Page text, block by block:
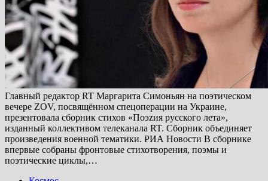
Главный редактор RT Маргарита Симоньян на поэтическом
вечере ZOV, посвящённом спецоперации на Украине,
презентовала сборник стихов «Поэzия русского лета»,
изданный коллективом телеканала RT. Сборник объединяет
произведения военной тематики. РИА Новости В сборнике
впервые собраны фронтовые стихотворения, поэмы и
поэтические циклы,…